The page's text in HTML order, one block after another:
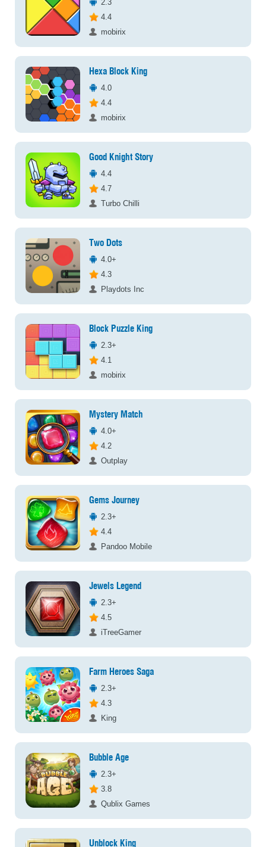
2.3
4.4
mobirix
Hexa Block King
4.0
4.4
mobirix
Good Knight Story
4.4
4.7
Turbo Chilli
Two Dots
4.0+
4.3
Playdots Inc
Block Puzzle King
2.3+
4.1
mobirix
Mystery Match
4.0+
4.2
Outplay
Gems Journey
2.3+
4.4
Pandoo Mobile
Jewels Legend
2.3+
4.5
iTreeGamer
Farm Heroes Saga
2.3+
4.3
King
Bubble Age
2.3+
3.8
Qublix Games
Unblock King